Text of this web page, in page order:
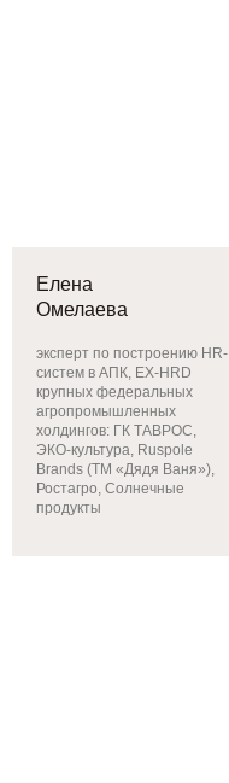
Елена
Омелаева
эксперт по построению HR-
систем в АПК, EX-HRD
крупных федеральных
агропромышленных
холдингов: ГК ТАВРОС,
ЭКО-культура, Ruspole
Brands (ТМ «Дядя Ваня»),
Ростагро, Солнечные
продукты